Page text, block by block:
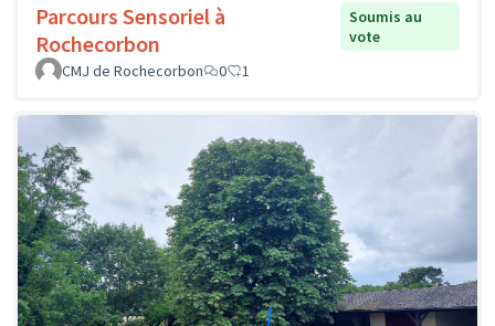
Parcours Sensoriel à
Rochecorbon
Soumis au
vote
CMJ de Rochecorbon
0 1